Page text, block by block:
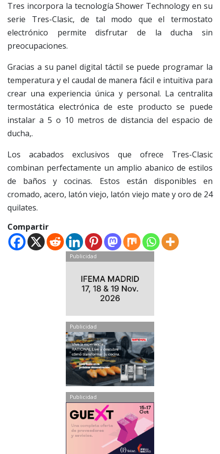
Tres incorpora la tecnología Shower Technology en su
serie Tres-Clasic, de tal modo que el termostato
electrónico permite disfrutar de la ducha sin
preocupaciones.
Gracias a su panel digital táctil se puede programar la
temperatura y el caudal de manera fácil e intuitiva para
crear una experiencia única y personal. La centralita
termostática electrónica de este producto se puede
instalar a 5 o 10 metros de distancia del espacio de
ducha,.
Los acabados exclusivos que ofrece Tres-Clasic
combinan perfectamente un amplio abanico de estilos
de baños y cocinas. Estos están disponibles en
cromado, acero, latón viejo, latón viejo mate y oro de 24
quilates.
Compartir
Publicidad
Publicidad
Publicidad